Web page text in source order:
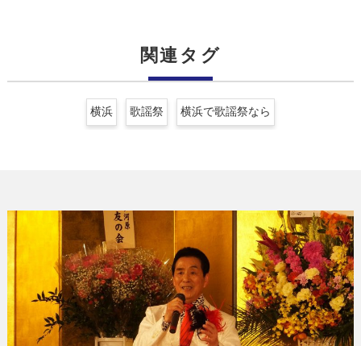
関連タグ
横浜 歌謡祭 横浜で歌謡祭なら